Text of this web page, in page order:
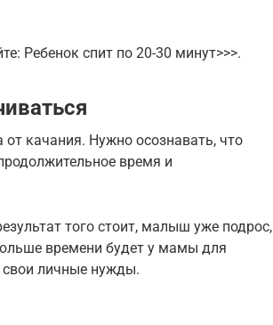
Ребенок спит по 20-30 минут>>>.
качания. Нужно осознавать, что
время и
того стоит, малыш уже подрос,
времени будет у мамы для
личные нужды.